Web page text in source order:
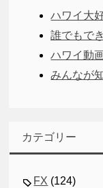
ハワイ大
誰でもで
ハワイ動
みんなが
カテゴリー
FX (124)